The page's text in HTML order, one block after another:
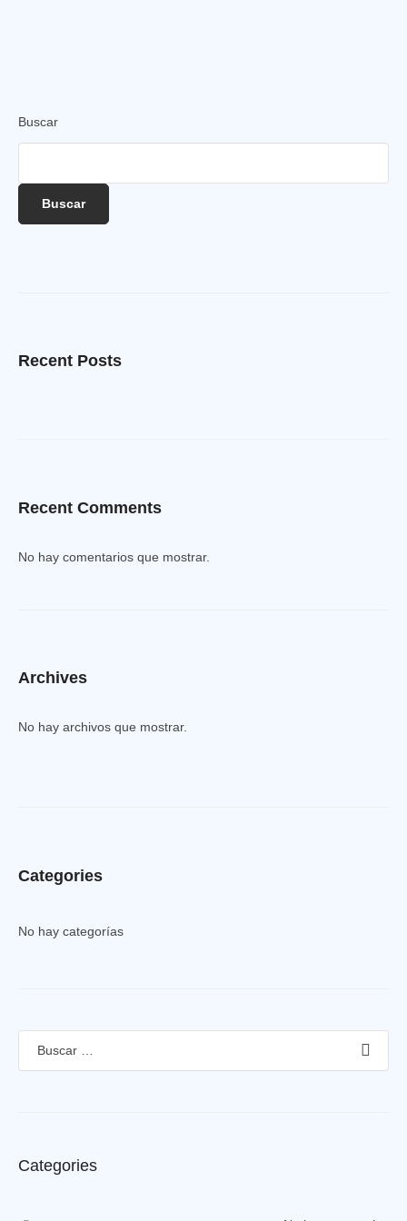
Buscar
Buscar
Recent Posts
Recent Comments
No hay comentarios que mostrar.
Archives
No hay archivos que mostrar.
Categories
No hay categorías
Categories